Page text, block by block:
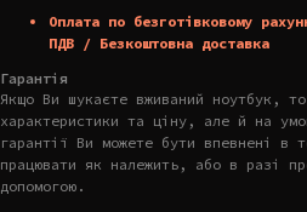
Оплата по безготівковому
ПДВ / Безкоштовна доставка
Гарантія
Якщо Ви шукаєте вживаний ноутбук,
характеристики та ціну, але й на
гарантії Ви можете бути впевнені в
працювати як належить, або в разі
допомогою.